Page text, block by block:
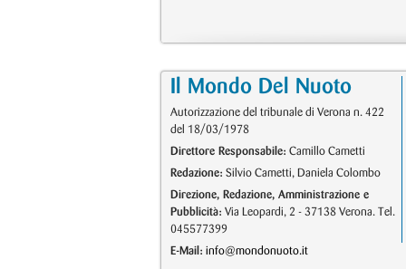
Il Mondo Del Nuoto
Autorizzazione del tribunale di Verona n. 422
del 18/03/1978
Direttore Responsabile: Camillo Cametti
Redazione: Silvio Cametti, Daniela Colombo
Direzione, Redazione, Amministrazione e
Pubblicità: Via Leopardi, 2 - 37138 Verona. Tel.
045577399
E-Mail: info@mondonuoto.it